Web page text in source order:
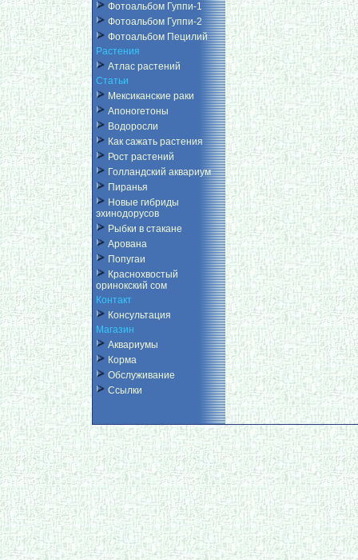
Фотоальбом Гуппи-1
Фотоальбом Гуппи-2
Фотоальбом Пецилий
Растения
Атлас растений
Статьи
Мексиканские раки
Апоногетоны
Водоросли
Как сажать растения
Рост растений
Голландский аквариум
Пиранья
Новые гибриды
эхинодорусов
Рыбки в стакане
Арована
Попугаи
Краснохвостый
оринокский сом
Контакт
Консультация
Магазин
Аквариумы
Корма
Обслуживание
Ссылки